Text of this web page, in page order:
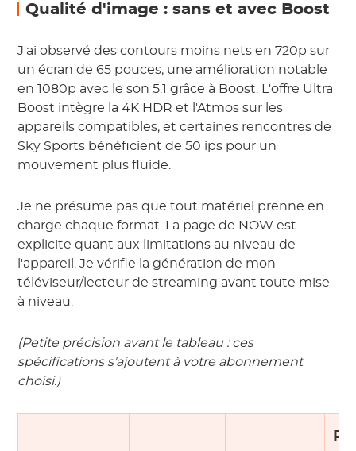
Qualité d'image : sans et avec Boost
J'ai observé des contours moins nets en 720p sur
un écran de 65 pouces, une amélioration notable
en 1080p avec le son 5.1 grâce à Boost. L'offre Ultra
Boost intègre la 4K HDR et l'Atmos sur les
appareils compatibles, et certaines rencontres de
Sky Sports bénéficient de 50 ips pour un
mouvement plus fluide.
Je ne présume pas que tout matériel prenne en
charge chaque format. La page de NOW est
explicite quant aux limitations au niveau de
l'appareil. Je vérifie la génération de mon
téléviseur/lecteur de streaming avant toute mise
à niveau.
(Petite précision avant le tableau : ces
spécifications s'ajoutent à votre abonnement
choisi.)